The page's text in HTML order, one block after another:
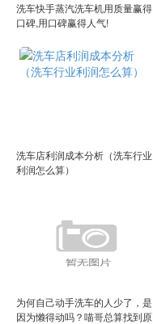
洗车快手蒸汽洗车机用质量赢得
口碑,用口碑赢得人气!
洗车店利润成本分析（洗车行业
利润怎么算）
为何自己动手洗车的人少了，是
因为懒得动吗？喵哥总算找到原